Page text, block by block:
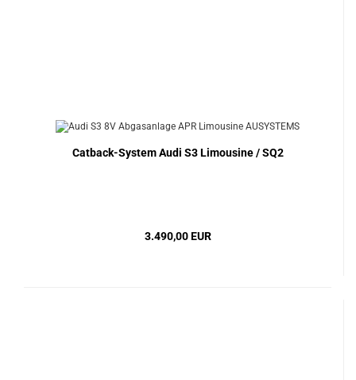
Catback-System Audi S3 Limousine / SQ2
3.490,00 EUR